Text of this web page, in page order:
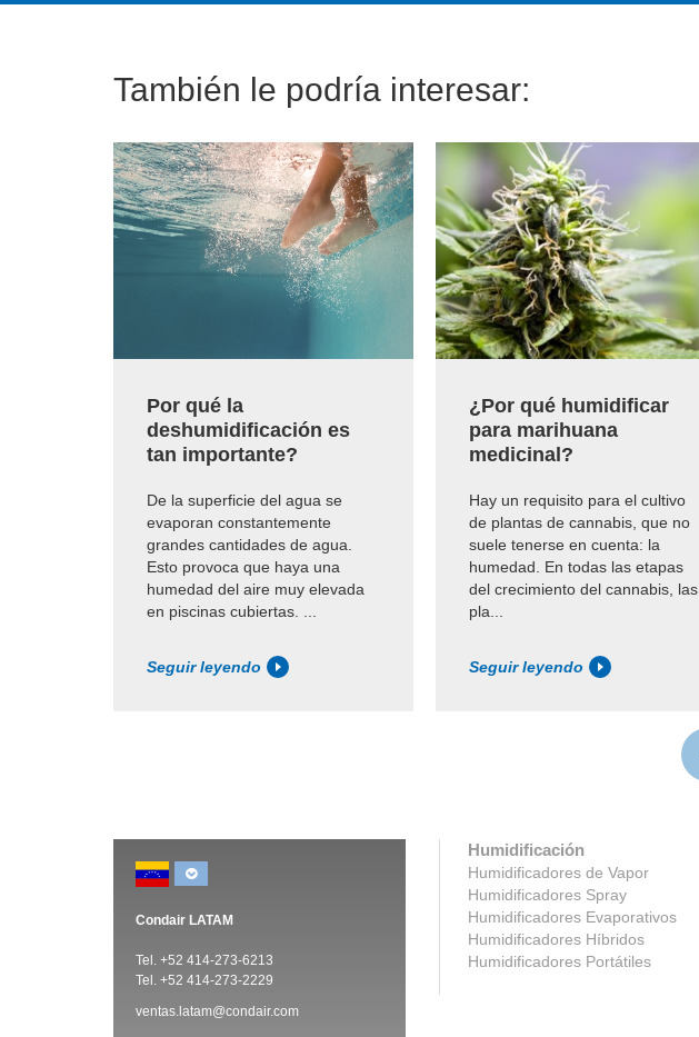
También le podría interesar:
Por qué la
deshumidificación es
tan importante?
De la superficie del agua se
evaporan constantemente
grandes cantidades de agua.
Esto provoca que haya una
humedad del aire muy elevada
en piscinas cubiertas. ...
Seguir leyendo
¿Por qué humidificar
para marihuana
medicinal?
Hay un requisito para el cultivo
de plantas de cannabis, que no
suele tenerse en cuenta: la
humedad. En todas las etapas
del crecimiento del cannabis, las
pla...
Seguir leyendo
Condair LATAM
Tel. +52 414-273-6213
Tel. +52 414-273-2229
ventas.latam@condair.com
Humidificación
Humidificadores de Vapor
Humidificadores Spray
Humidificadores Evaporativos
Humidificadores Híbridos
Humidificadores Portátiles